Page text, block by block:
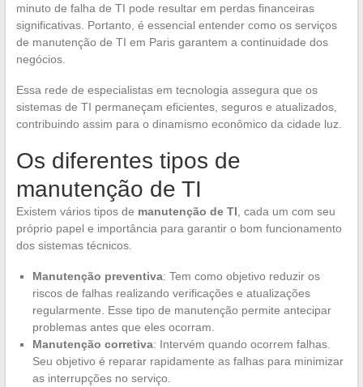
minuto de falha de TI pode resultar em perdas financeiras
significativas. Portanto, é essencial entender como os serviços
de manutenção de TI em Paris garantem a continuidade dos
negócios.
Essa rede de especialistas em tecnologia assegura que os
sistemas de TI permaneçam eficientes, seguros e atualizados,
contribuindo assim para o dinamismo econômico da cidade luz.
Os diferentes tipos de
manutenção de TI
Existem vários tipos de manutenção de TI , cada um com seu
próprio papel e importância para garantir o bom funcionamento
dos sistemas técnicos.
Manutenção preventiva: Tem como objetivo reduzir os
riscos de falhas realizando verificações e atualizações
regularmente. Esse tipo de manutenção permite antecipar
problemas antes que eles ocorram.
Manutenção corretiva: Intervém quando ocorrem falhas.
Seu objetivo é reparar rapidamente as falhas para minimizar
as interrupções no serviço.